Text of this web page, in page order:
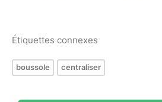
Étiquettes connexes
boussole centraliser